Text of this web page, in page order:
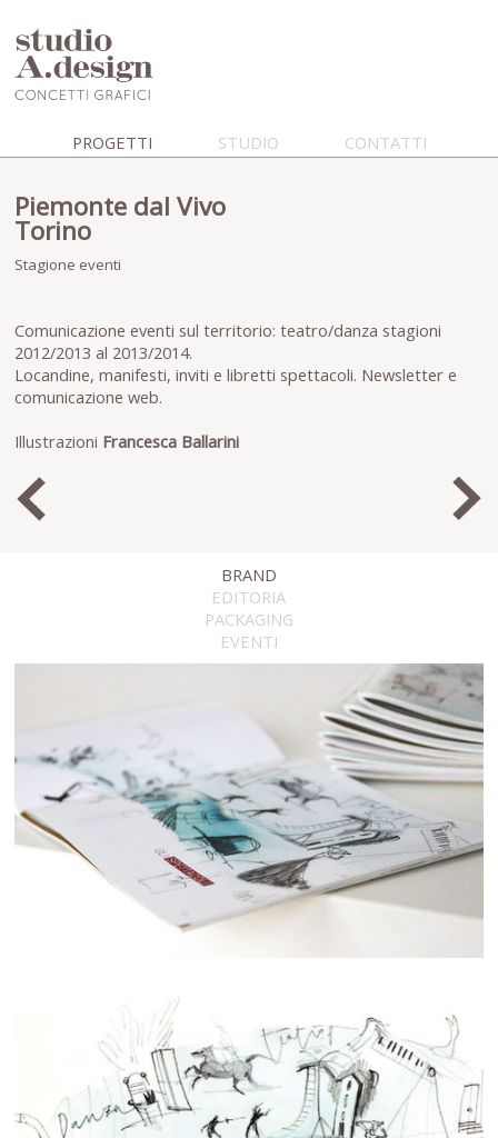
PROGETTI STUDIO CONTATTI
Piemonte dal Vivo
Torino
Stagione eventi
Comunicazione eventi sul territorio: teatro/danza stagioni
2012/2013 al 2013/2014.
Locandine, manifesti, inviti e libretti spettacoli. Newsletter e
comunicazione web.
Illustrazioni Francesca Ballarini
BRAND
EDITORIA
PACKAGING
EVENTI